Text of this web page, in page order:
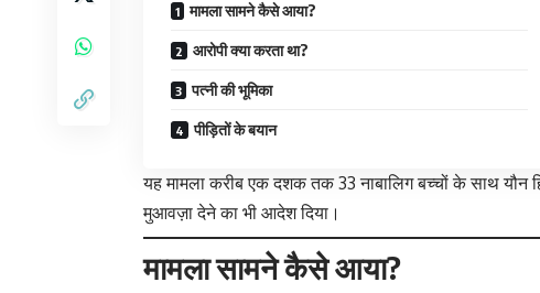
मामला सामने कैसे आया?
आरोपी क्या करता था?
पत्नी की भूमिका
पीड़ितों के बयान
यह मामला करीब एक दशक तक 33 नाबालिग बच्चों के साथ यौन
मुआवज़ा देने का भी आदेश दिया।
मामला सामने कैसे आया?